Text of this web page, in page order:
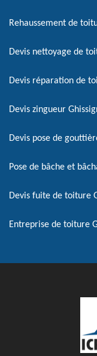
Rehaussement de
Devis nettoyage de
Devis réparation de
Devis zingueur
Devis pose de
Pose de bâche et
Devis fuite de toiture
Entreprise de toiture